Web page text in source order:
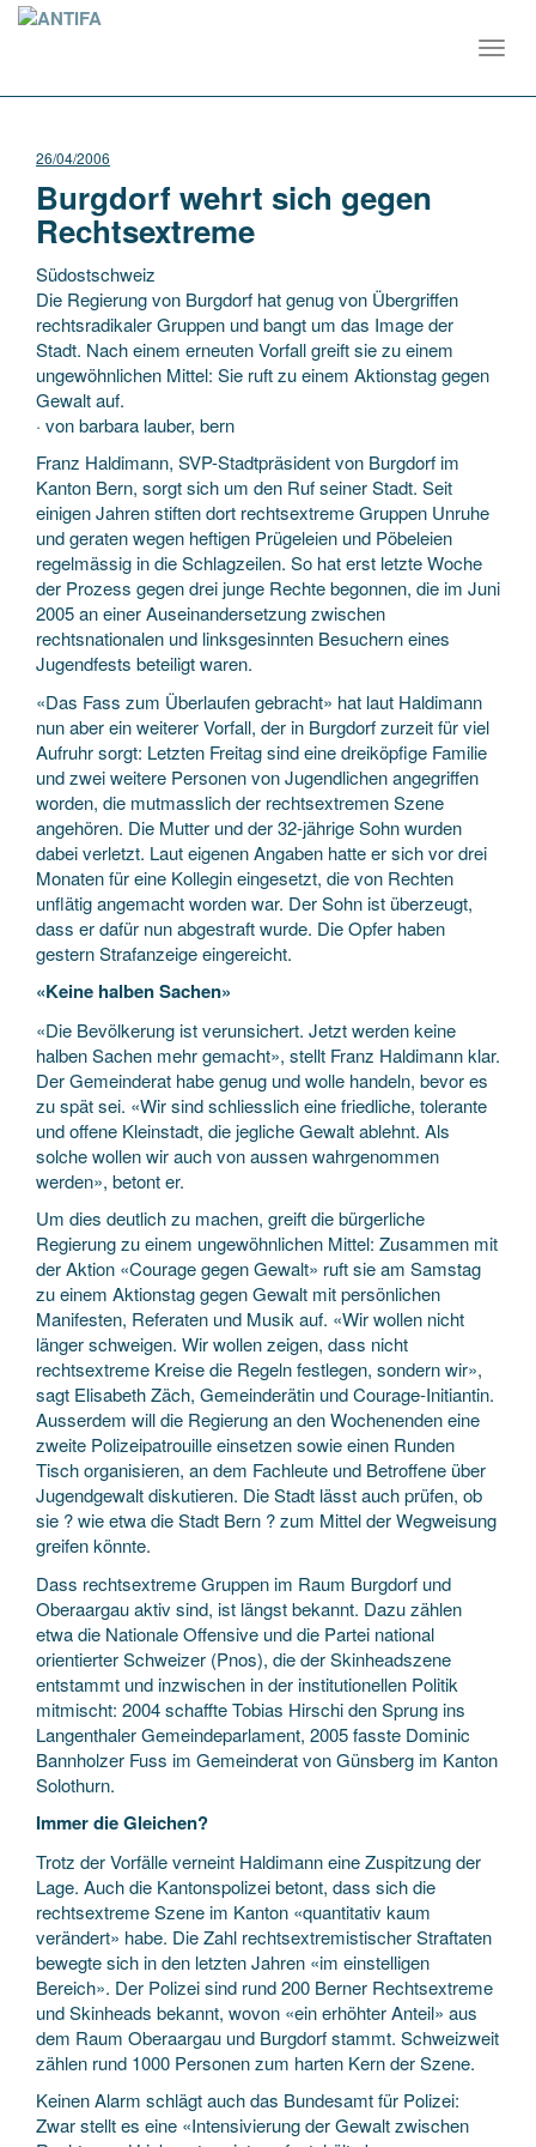
26/04/2006
Burgdorf wehrt sich gegen
Rechtsextreme
Südostschweiz
Die Regierung von Burgdorf hat genug von Übergriffen
rechtsradikaler Gruppen und bangt um das Image der
Stadt. Nach einem erneuten Vorfall greift sie zu einem
ungewöhnlichen Mittel: Sie ruft zu einem Aktionstag gegen
Gewalt auf.
· von barbara lauber, bern
Franz Haldimann, SVP-Stadtpräsident von Burgdorf im
Kanton Bern, sorgt sich um den Ruf seiner Stadt. Seit
einigen Jahren stiften dort rechtsextreme Gruppen Unruhe
und geraten wegen heftigen Prügeleien und Pöbeleien
regelmässig in die Schlagzeilen. So hat erst letzte Woche
der Prozess gegen drei junge Rechte begonnen, die im Juni
2005 an einer Auseinandersetzung zwischen
rechtsnationalen und linksgesinnten Besuchern eines
Jugendfests beteiligt waren.
«Das Fass zum Überlaufen gebracht» hat laut Haldimann
nun aber ein weiterer Vorfall, der in Burgdorf zurzeit für viel
Aufruhr sorgt: Letzten Freitag sind eine dreiköpfige Familie
und zwei weitere Personen von Jugendlichen angegriffen
worden, die mutmasslich der rechtsextremen Szene
angehören. Die Mutter und der 32-jährige Sohn wurden
dabei verletzt. Laut eigenen Angaben hatte er sich vor drei
Monaten für eine Kollegin eingesetzt, die von Rechten
unflätig angemacht worden war. Der Sohn ist überzeugt,
dass er dafür nun abgestraft wurde. Die Opfer haben
gestern Strafanzeige eingereicht.
«Keine halben Sachen»
«Die Bevölkerung ist verunsichert. Jetzt werden keine
halben Sachen mehr gemacht», stellt Franz Haldimann klar.
Der Gemeinderat habe genug und wolle handeln, bevor es
zu spät sei. «Wir sind schliesslich eine friedliche, tolerante
und offene Kleinstadt, die jegliche Gewalt ablehnt. Als
solche wollen wir auch von aussen wahrgenommen
werden», betont er.
Um dies deutlich zu machen, greift die bürgerliche
Regierung zu einem ungewöhnlichen Mittel: Zusammen mit
der Aktion «Courage gegen Gewalt» ruft sie am Samstag
zu einem Aktionstag gegen Gewalt mit persönlichen
Manifesten, Referaten und Musik auf. «Wir wollen nicht
länger schweigen. Wir wollen zeigen, dass nicht
rechtsextreme Kreise die Regeln festlegen, sondern wir»,
sagt Elisabeth Zäch, Gemeinderätin und Courage-Initiantin.
Ausserdem will die Regierung an den Wochenenden eine
zweite Polizeipatrouille einsetzen sowie einen Runden
Tisch organisieren, an dem Fachleute und Betroffene über
Jugendgewalt diskutieren. Die Stadt lässt auch prüfen, ob
sie ? wie etwa die Stadt Bern ? zum Mittel der Wegweisung
greifen könnte.
Dass rechtsextreme Gruppen im Raum Burgdorf und
Oberaargau aktiv sind, ist längst bekannt. Dazu zählen
etwa die Nationale Offensive und die Partei national
orientierter Schweizer (Pnos), die der Skinheadszene
entstammt und inzwischen in der institutionellen Politik
mitmischt: 2004 schaffte Tobias Hirschi den Sprung ins
Langenthaler Gemeindeparlament, 2005 fasste Dominic
Bannholzer Fuss im Gemeinderat von Günsberg im Kanton
Solothurn.
Immer die Gleichen?
Trotz der Vorfälle verneint Haldimann eine Zuspitzung der
Lage. Auch die Kantonspolizei betont, dass sich die
rechtsextreme Szene im Kanton «quantitativ kaum
verändert» habe. Die Zahl rechtsextremistischer Straftaten
bewegte sich in den letzten Jahren «im einstelligen
Bereich». Der Polizei sind rund 200 Berner Rechtsextreme
und Skinheads bekannt, wovon «ein erhöhter Anteil» aus
dem Raum Oberaargau und Burgdorf stammt. Schweizweit
zählen rund 1000 Personen zum harten Kern der Szene.
Keinen Alarm schlägt auch das Bundesamt für Polizei:
Zwar stellt es eine «Intensivierung der Gewalt zwischen